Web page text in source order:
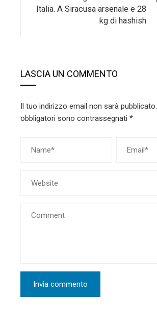
Italia. A Siracusa arsenale e 28
kg di hashish
LASCIA UN COMMENTO
Il tuo indirizzo email non sarà pubblicato.
obbligatori sono contrassegnati *